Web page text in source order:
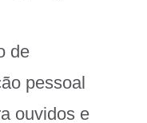
de
pessoal
ouvidos e